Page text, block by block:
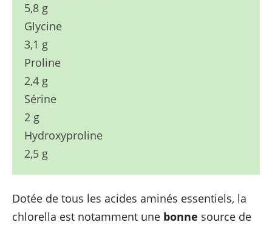
5,8 g
Glycine
3,1 g
Proline
2,4 g
Sérine
2 g
Hydroxyproline
2,5 g
Dotée de tous les acides aminés essentiels, la
chlorella est notamment une bonne source de